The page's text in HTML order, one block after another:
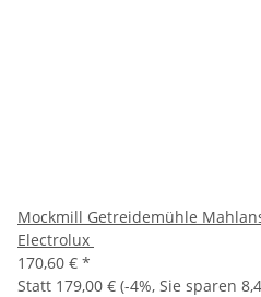
Mockmill Getreidemühle
Electrolux
170,60 € *
Statt 179,00 € (-4%, Sie sparen